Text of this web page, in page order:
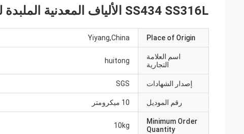
SS434 SS316L الألياف المعدنية الملبدة لحزام النقل بدرجة حرارة عالية
Place of Origin
Yiyang,China
اسم العلامة
التجارية
huitong
إصدار الشهادات SGS
رقم الموديل 10 ميكرومتر
Minimum Order
Quantity
10kg